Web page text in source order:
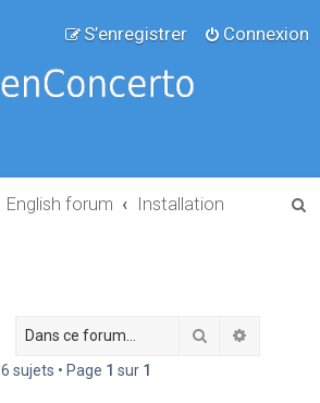
Connexion
S’enregistrer
English forum Installation
Rechercher
6 sujets • Page 1 sur 1